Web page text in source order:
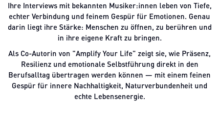
Ihre Interviews mit bekannten Musiker:innen leben von Tiefe,
echter Verbindung und feinem Gespür für Emotionen. Genau
darin liegt ihre Stärke: Menschen zu öffnen, zu berühren und
in ihre eigene Kraft zu bringen.
Als Co-Autorin von "Amplify Your Life" zeigt sie, wie Präsenz,
Resilienz und emotionale Selbstführung direkt in den
Berufsalltag übertragen werden können — mit einem feinen
Gespür für innere Nachhaltigkeit, Naturverbundenheit und
echte Lebensenergie.